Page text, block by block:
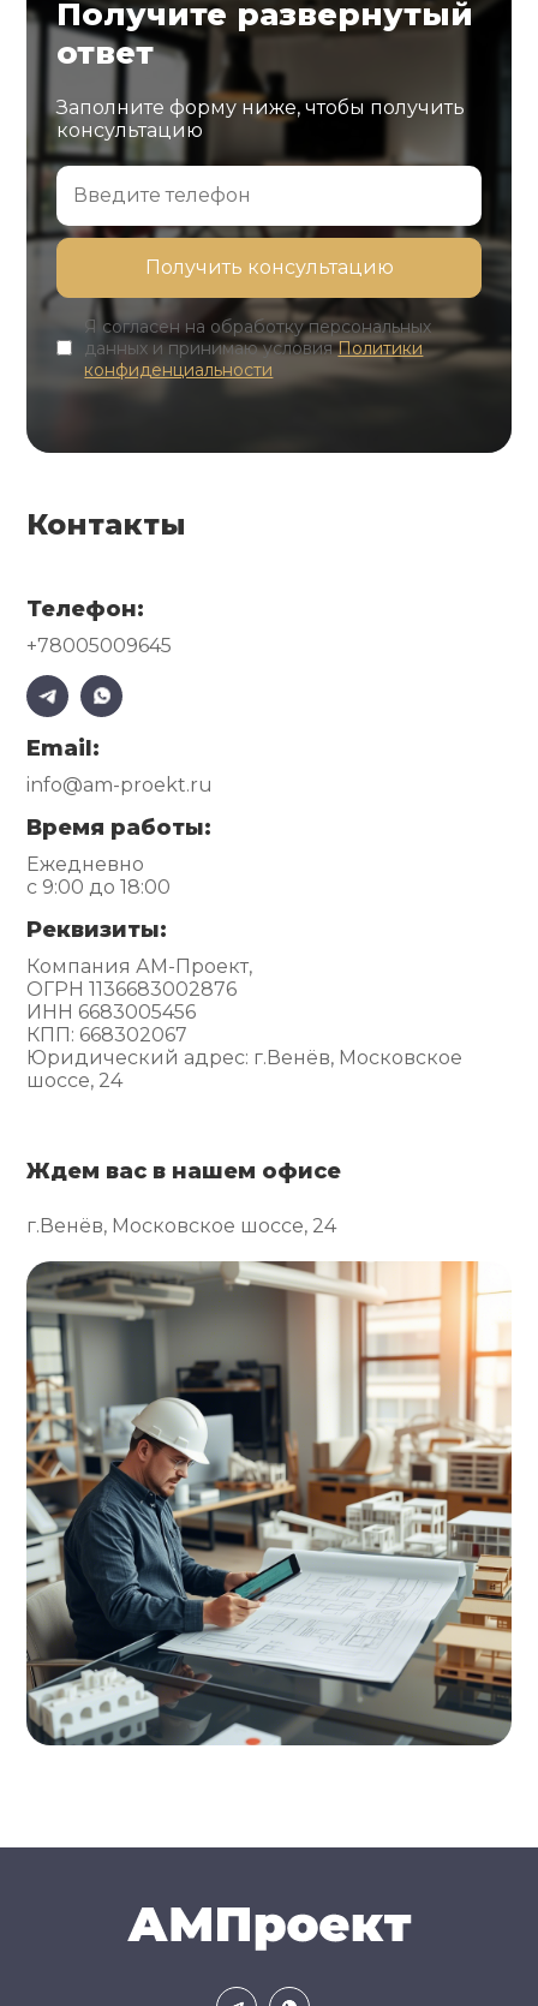
Получите развернутый
ответ
Заполните форму ниже, чтобы получить
консультацию
Я согласен на обработку персональных
данных и принимаю условияПолитики
конфиденциальности
Контакты
Телефон:
+78005009645
Email:
info@am-proekt.ru
Время работы:
Ежедневно
с 9:00 до 18:00
Реквизиты:
Компания АМ-Проект,
ОГРН 1136683002876
ИНН 6683005456
КПП: 668302067
Юридический адрес: г.Венёв, Московское
шоссе, 24
Ждем вас в нашем офисе
г.Венёв, Московское шоссе, 24